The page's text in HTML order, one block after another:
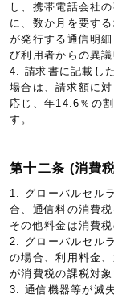
し、携帯電話会社
に、数か月を要す
が発行する通信明
び利用者からの異
4. 請求書に記載し
場合は、請求額に
応じ、年14.6％の
す。
第十二条 (消費
1. グローバルセル
合、通信料の消費
その他料金は消費税
2. グローバルセル
の場合、利用料金
が消費税の課税対象
3. 通信機器等が滅